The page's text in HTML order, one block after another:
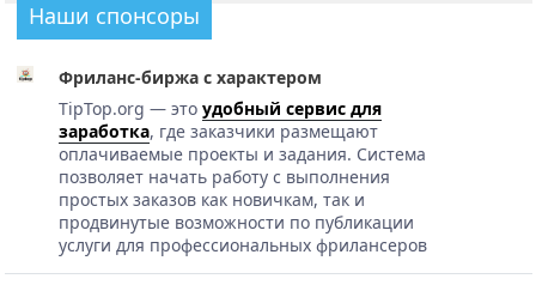
Наши спонсоры
Фриланс-биржа с характером
TipTop.org — это удобный сервис для
заработка, где заказчики размещают
оплачиваемые проекты и задания. Система
позволяет начать работу с выполнения
простых заказов как новичкам, так и
продвинутые возможности по публикации
услуги для профессиональных фрилансеров